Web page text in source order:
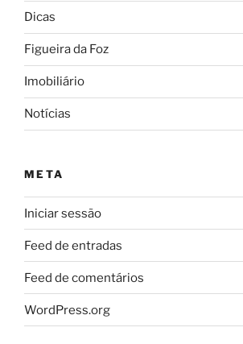
Dicas
Figueira da Foz
Imobiliário
Notícias
META
Iniciar sessão
Feed de entradas
Feed de comentários
WordPress.org